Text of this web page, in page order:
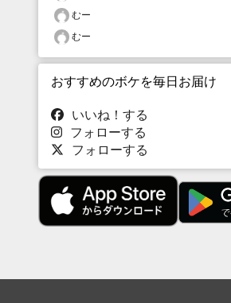
むー
むー
おすすめのボケを毎日お届け
いいね！する
フォローする
フォローする